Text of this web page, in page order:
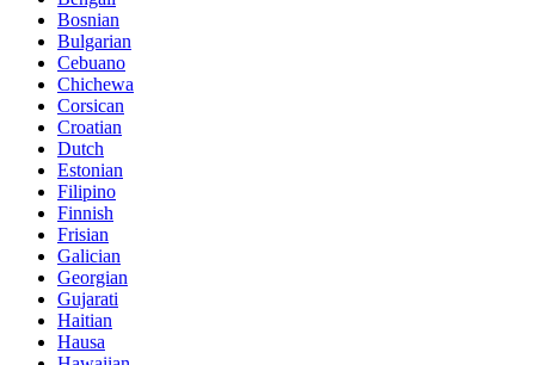
Bosnian
Bulgarian
Cebuano
Chichewa
Corsican
Croatian
Dutch
Estonian
Filipino
Finnish
Frisian
Galician
Georgian
Gujarati
Haitian
Hausa